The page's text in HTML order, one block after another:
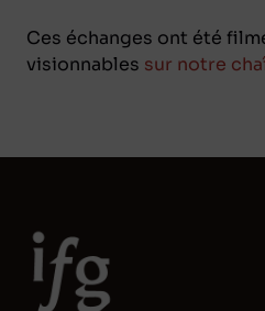
Ces échanges ont été
visionnables sur notre